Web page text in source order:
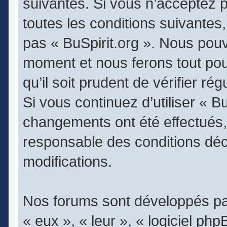
suivantes. Si vous n’acceptez
toutes les conditions
pas « BuSpirit.org ». Nous
moment et nous ferons tout
qu’il soit prudent de vérifier
Si vous continuez d’utiliser «
changements ont été
responsable des conditions
modifications.
Nos forums sont développés
« eux », « leur », « logiciel